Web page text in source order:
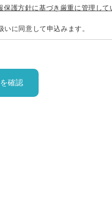
護方針に基づき厳重に管理して
に同意して申込みます。